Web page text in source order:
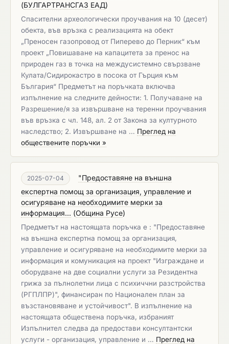
(БУЛГАРТРАНСГАЗ ЕАД)
Спасителни археологически проучвания на 10 (десет)
обекта, във връзка с реализацията на обект
„Преносен газопровод от Пиперево до Перник“ към
проект „Повишаване на капацитета за пренос на
природен газ в точка на междусистемно свързване
Кулата/Сидирокастро в посока от Гърция към
България“ Предметът на поръчката включва
изпълнение на следните дейности: 1. Получаване на
Разрешение/я за извършване на теренни проучвания
във връзка с чл. 148, ал. 2 от Закона за културното
наследство; 2. Извършване на … Преглед на
обществените поръчки »
2025-07-04
"Предоставяне на външна
експертна помощ за организация, управление и
осигуряване на необходимите мерки за
информация... (Община Русе)
Предметът на настоящата поръчка е : "Предоставяне
на външна експертна помощ за организация,
управление и осигуряване на необходимите мерки за
информация и комуникация на проект "Изграждане и
оборудване на две социални услуги за Резидентна
грижа за пълнолетни лица с психиччни разстройства
(РГПЛПР)", финансиран по Национален план за
възстановяване и устойчивост". В изпълнение на
настоящата обществена поръчка, избраният
Изпълнител следва да предостави консултантски
услуги - организация, управление и … Преглед на